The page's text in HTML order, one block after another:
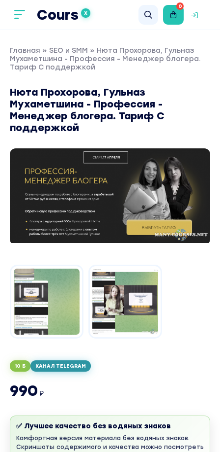
Cours X
0
Главная » SEO и SMM » Нюта Прохорова, Гульназ
Мухаметшина - Профессия - Менеджер блогера.
Тариф С поддержкой
Нюта Прохорова, Гульназ
Мухаметшина - Профессия -
Менеджер блогера. Тариф С
поддержкой
10 Б КАНАЛ TELEGRAM
990 ₽
✅ Лучшее качество без водяных знаков
Комфортная версия материала без водяных знаков.
Скриншоты содержимого и качества можно посмотреть